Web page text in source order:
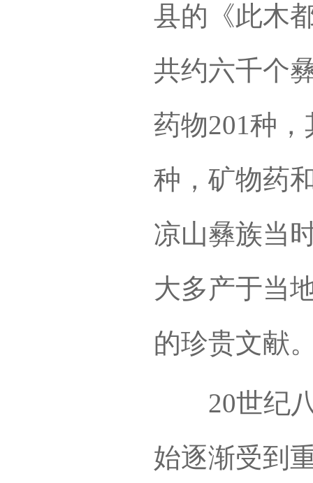
县的《此木
共约六千个
药物201种
种，矿物药
凉山彝族当
大多产于当
的珍贵文献
20世纪八
始逐渐受到